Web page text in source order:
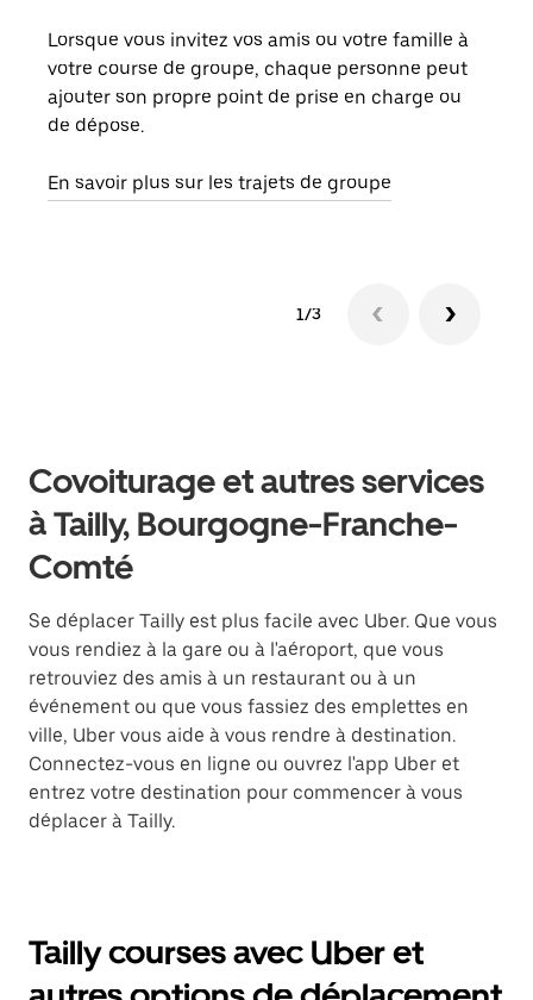
Lorsque vous invitez vos amis ou votre famille à
votre course de groupe, chaque personne peut
ajouter son propre point de prise en charge ou
de dépose.
En savoir plus sur les trajets de groupe
1/3
Covoiturage et autres services
à Tailly, Bourgogne-Franche-
Comté
Se déplacer Tailly est plus facile avec Uber. Que vous
vous rendiez à la gare ou à l'aéroport, que vous
retrouviez des amis à un restaurant ou à un
événement ou que vous fassiez des emplettes en
ville, Uber vous aide à vous rendre à destination.
Connectez-vous en ligne ou ouvrez l'app Uber et
entrez votre destination pour commencer à vous
déplacer à Tailly.
Tailly courses avec Uber et